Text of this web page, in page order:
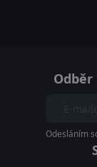
Odesláním